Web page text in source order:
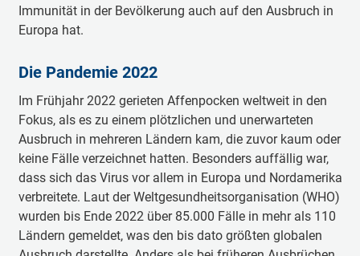
Immunität in der Bevölkerung auch auf den Ausbruch in
Europa hat.
Die Pandemie 2022
Im Frühjahr 2022 gerieten Affenpocken weltweit in den
Fokus, als es zu einem plötzlichen und unerwarteten
Ausbruch in mehreren Ländern kam, die zuvor kaum oder
keine Fälle verzeichnet hatten. Besonders auffällig war,
dass sich das Virus vor allem in Europa und Nordamerika
verbreitete. Laut der Weltgesundheitsorganisation (WHO)
wurden bis Ende 2022 über 85.000 Fälle in mehr als 110
Ländern gemeldet, was den bis dato größten globalen